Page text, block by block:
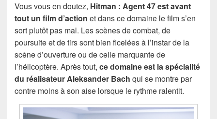
Vous vous en doutez, Hitman : Agent 47 est avant
tout un film d’action et dans ce domaine le film s’en
sort plutôt pas mal. Les scènes de combat, de
poursuite et de tirs sont bien ficelées à l’instar de la
scène d’ouverture ou de celle marquante de
l’hélicoptère. Après tout, ce domaine est la spécialité
du réalisateur Aleksander Bach qui se montre par
contre moins à son aise lorsque le rythme ralentit.